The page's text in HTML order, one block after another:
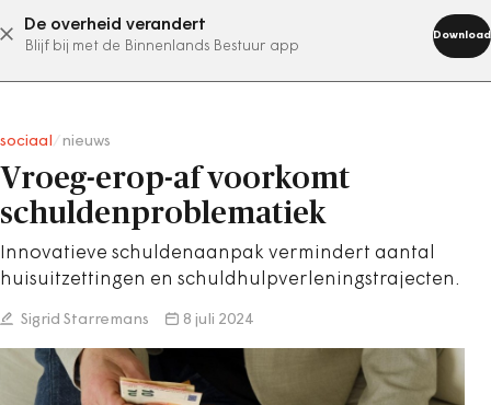
De overheid verandert
Blijf bij met de Binnenlands Bestuur app
Download
abonneer nu
sociaal nieuws
Vroeg-erop-af voorkomt
schuldenproblematiek
Innovatieve schuldenaanpak vermindert aantal
huisuitzettingen en schuldhulpverleningstrajecten.
Sigrid Starremans 8 juli 2024